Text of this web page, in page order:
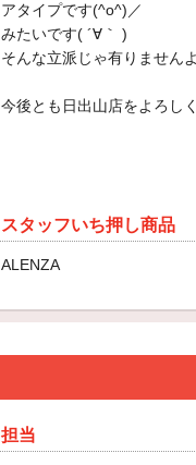
アタイプです(^o^)／
みたいです( ´∀｀ )
そんな立派じゃ有りませんよ
今後とも日出山店をよろし
スタッフいち押し商品
ALENZA
担当